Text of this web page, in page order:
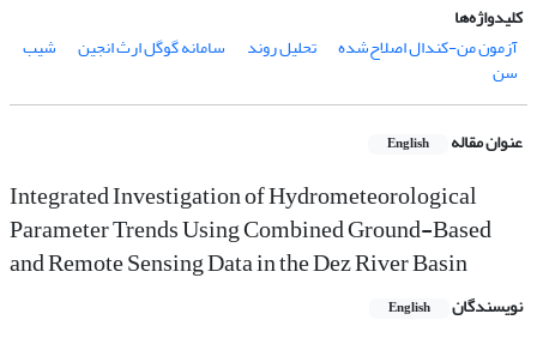
کلیدواژه‌ها
آزمون من-کندال اصلاح‌شده
تحلیل روند سامانه گوگل ارث انجین شیب
سن
عنوان مقاله English
Integrated Investigation of Hydrometeorological
Parameter Trends Using Combined Ground-Based
and Remote Sensing Data in the Dez River Basin
نویسندگان English